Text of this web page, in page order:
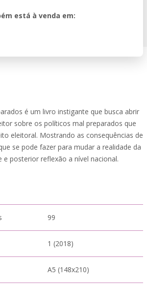
está à venda em:
é um livro instigante que busca abrir
sobre os políticos mal preparados que
eleitoral. Mostrando as consequências de
se pode fazer para mudar a realidade da
e posterior reflexão a nível nacional.
99
1 (2018)
A5 (148x210)